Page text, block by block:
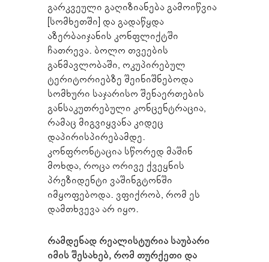
გარკვეული გაღიზიანება გამოიწვია
[სომხეთში] და გადაწყდა
აზერბაიჯანის კონფლიქტში
ჩათრევა. ბოლო თვეების
განმავლობაში, ოკუპირებულ
ტერიტორიებზე შეინიშნებოდა
სომხური საჯარისო შენაერთების
განსაკუთრებული კონცენტრაცია,
რამაც მიგვიყვანა კიდეც
დაპირისპირებამდე.
კონფრონტაცია სწორედ მაშინ
მოხდა, როცა ორივე ქვეყნის
პრეზიდენტი ვაშინგტონში
იმყოფებოდა. ვფიქრობ, რომ ეს
დამთხვევა არ იყო.
რამდენად რეალისტურია საუბარი
იმის შესახებ, რომ თურქეთი და